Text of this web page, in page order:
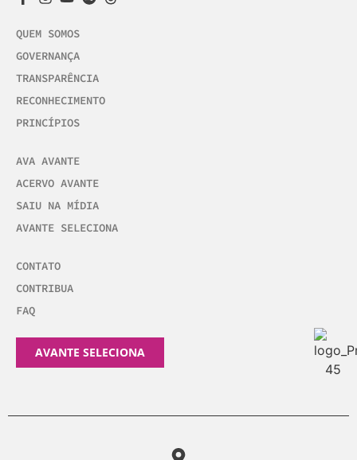
QUEM SOMOS
GOVERNANÇA
TRANSPARÊNCIA
RECONHECIMENTO
PRINCÍPIOS
AVA AVANTE
ACERVO AVANTE
SAIU NA MÍDIA
AVANTE SELECIONA
CONTATO
CONTRIBUA
FAQ
AVANTE SELECIONA